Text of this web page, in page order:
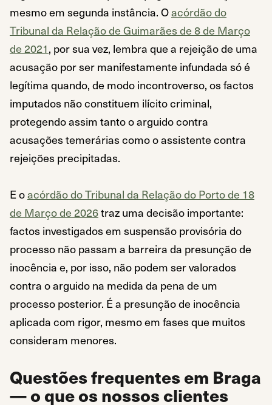
mesmo em segunda instância. Oacórdão do
Tribunal da Relação de Guimarães de 8 de Março
de 2021, por sua vez, lembra que a rejeição de uma
acusação por ser manifestamente infundada só é
legítima quando, de modo incontroverso, os factos
imputados não constituem ilícito criminal,
protegendo assim tanto o arguido contra
acusações temerárias como o assistente contra
rejeições precipitadas.
E oacórdão do Tribunal da Relação do Porto de 18
de Março de 2026traz uma decisão importante:
factos investigados em suspensão provisória do
processo não passam a barreira da presunção de
inocência e, por isso, não podem ser valorados
contra o arguido na medida da pena de um
processo posterior. É a presunção de inocência
aplicada com rigor, mesmo em fases que muitos
consideram menores.
Questões frequentes em Braga
— o que os nossos clientes